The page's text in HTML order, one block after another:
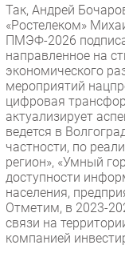
IT класс
Тестовый стенд
Каталог
Так, Андрей
«Ростелеком»
ПМЭФ-2026
направленное на
экономического
мероприятий
цифровая
актуализирует
ведется в
частности, по
регион», «Умный
доступности
населения,
Отметим, в 2023-
связи на
компанией